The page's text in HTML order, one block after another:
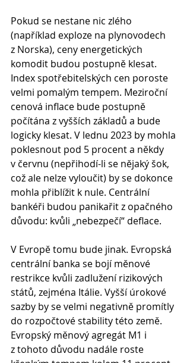
Pokud se nestane nic zlého
(například exploze na plynovodech
z Norska), ceny energetických
komodit budou postupně klesat.
Index spotřebitelských cen poroste
velmi pomalým tempem. Meziroční
cenová inflace bude postupně
počítána z vyšších základů a bude
logicky klesat. V lednu 2023 by mohla
poklesnout pod 5 procent a někdy
v červnu (nepřihodí-li se nějaký šok,
což ale nelze vyloučit) by se dokonce
mohla přiblížit k nule. Centrální
bankéři budou panikařit z opačného
důvodu: kvůli „nebezpečí“ deflace.
V Evropě tomu bude jinak. Evropská
centrální banka se bojí měnové
restrikce kvůli zadlužení rizikových
států, zejména Itálie. Vyšší úrokové
sazby by se velmi negativně promítly
do rozpočtové stability této země.
Evropský měnový agregát M1 i
z tohoto důvodu nadále roste